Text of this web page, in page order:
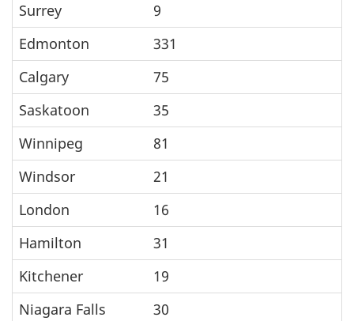
Surrey
9
Edmonton
331
Calgary
75
Saskatoon
35
Winnipeg
81
Windsor
21
London
16
Hamilton
31
Kitchener
19
Niagara Falls
30